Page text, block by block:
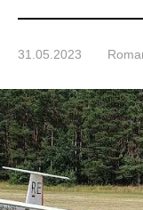
31.05.2023